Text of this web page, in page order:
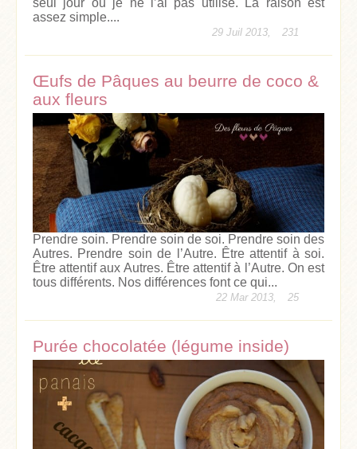
assez simple....
29 Juil 2013, 231
Œufs de Pâques au beurre de coco &
aux fleurs
Prendre soin. Prendre soin de soi. Prendre soin des
Autres. Prendre soin de l’Autre. Être attentif à soi.
Être attentif aux Autres. Être attentif à l’Autre. On est
tous différents. Nos différences font ce qui...
22 Mar 2013, 25
Purée chocolatée (légume inside)